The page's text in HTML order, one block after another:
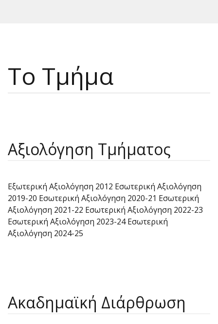
Το Τμήμα
Αξιολόγηση Τμήματος
Εξωτερική Αξιολόγηση 2012 Εσωτερική Αξιολόγηση
2019-20 Εσωτερική Αξιολόγηση 2020-21 Εσωτερική
Αξιολόγηση 2021-22 Εσωτερική Αξιολόγηση 2022-23
Εσωτερική Αξιολόγηση 2023-24 Εσωτερική
Αξιολόγηση 2024-25
Ακαδημαϊκή Διάρθρωση